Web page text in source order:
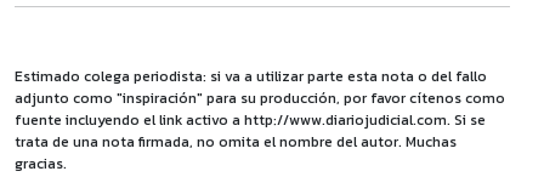
Estimado colega periodista: si va a utilizar parte esta nota o del fallo
adjunto como "inspiración" para su producción, por favor cítenos como
fuente incluyendo el link activo a http://www.diariojudicial.com. Si se
trata de una nota firmada, no omita el nombre del autor. Muchas
gracias.